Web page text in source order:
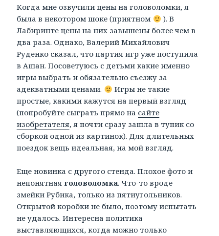
Когда мне озвучили цены на головоломки, я
была в некотором шоке (приятном
). В
Лабиринте цены на них завышены более чем в
два раза. Однако, Валерий Михайлович
Руденко сказал, что партия игр уже поступила
в Ашан. Посоветуюсь с детьми какие именно
игры выбрать и обязательно съезжу за
адекватными ценами.
Игры не такие
простые, какими кажутся на первый взгляд
(попробуйте сыграть прямо на сайте
изобретателя, я почти сразу зашла в тупик со
сборкой одной из картинок). Для длительных
поездок вещь идеальная, на мой взгляд.
Еще новинка с другого стенда. Плохое фото и
непонятная головоломка. Что-то вроде
змейки Рубика, только из пятиугольников.
Открытой коробки не было, поэтому испытать
не удалось. Интересна политика
выставляющихся, когда можно только